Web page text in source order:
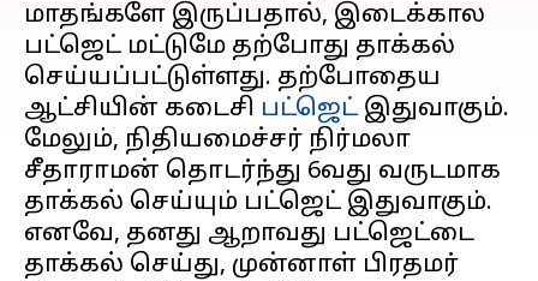
மாதங்களே இருப்பதால், இடைக்கால
பட்ஜெட் மட்டுமே தற்போது தாக்கல்
செய்யப்பட்டுள்ளது. தற்போதைய
ஆட்சியின் கடைசி பட்ஜெட் இதுவாகும்.
மேலும், நிதியமைச்சர் நிர்மலா
சீதாராமன் தொடர்ந்து 6வது வருடமாக
தாக்கல் செய்யும் பட்ஜெட் இதுவாகும்.
எனவே, தனது ஆறாவது பட்ஜெட்டை
தாக்கல் செய்து, முன்னாள் பிரதமர்